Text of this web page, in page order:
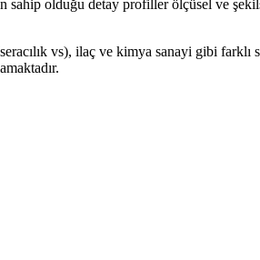
sahip olduğu detay profiller ölçüsel ve
vs), ilaç ve kimya sanayi gibi farklı